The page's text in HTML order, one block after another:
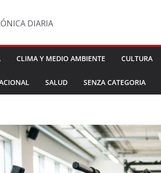
DIARIA
CLIMA Y MEDIO AMBIENTE CULTURA
SALUD SENZA CATEGORIA